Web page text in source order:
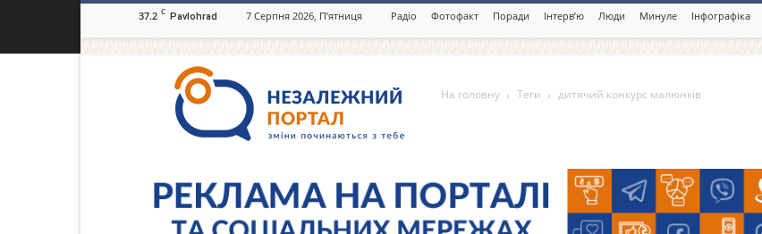
37.2 C Pavlohrad 7 Серпня 2026, П’ятниця Радіо Фотофакт Поради Інтерв’ю Люди Минуле Інфографіка
портал
Павлоград.dp.ua
На головну Теги дитячий конкурс малюнків